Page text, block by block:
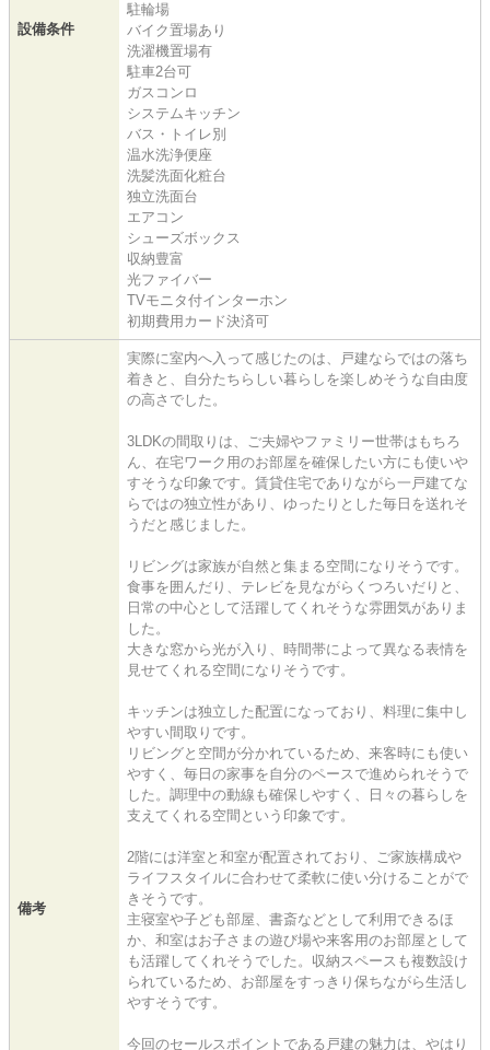
設備条件
駐輪場
バイク置場あり
洗濯機置場有
駐車2台可
ガスコンロ
システムキッチン
バス・トイレ別
温水洗浄便座
洗髪洗面化粧台
独立洗面台
エアコン
シューズボックス
収納豊富
光ファイバー
TVモニタ付インターホン
初期費用カード決済可
備考
実際に室内へ入って感じたのは、戸建ならではの落ち
着きと、自分たちらしい暮らしを楽しめそうな自由度
の高さでした。
3LDKの間取りは、ご夫婦やファミリー世帯はもちろ
ん、在宅ワーク用のお部屋を確保したい方にも使いや
すそうな印象です。賃貸住宅でありながら一戸建てな
らではの独立性があり、ゆったりとした毎日を送れそ
うだと感じました。
リビングは家族が自然と集まる空間になりそうです。
食事を囲んだり、テレビを見ながらくつろいだりと、
日常の中心として活躍してくれそうな雰囲気がありま
した。
大きな窓から光が入り、時間帯によって異なる表情を
見せてくれる空間になりそうです。
キッチンは独立した配置になっており、料理に集中し
やすい間取りです。
リビングと空間が分かれているため、来客時にも使い
やすく、毎日の家事を自分のペースで進められそうで
した。調理中の動線も確保しやすく、日々の暮らしを
支えてくれる空間という印象です。
2階には洋室と和室が配置されており、ご家族構成や
ライフスタイルに合わせて柔軟に使い分けることがで
きそうです。
主寝室や子ども部屋、書斎などとして利用できるほ
か、和室はお子さまの遊び場や来客用のお部屋として
も活躍してくれそうでした。収納スペースも複数設け
られているため、お部屋をすっきり保ちながら生活し
やすそうです。
今回のセールスポイントである戸建の魅力は、やはり